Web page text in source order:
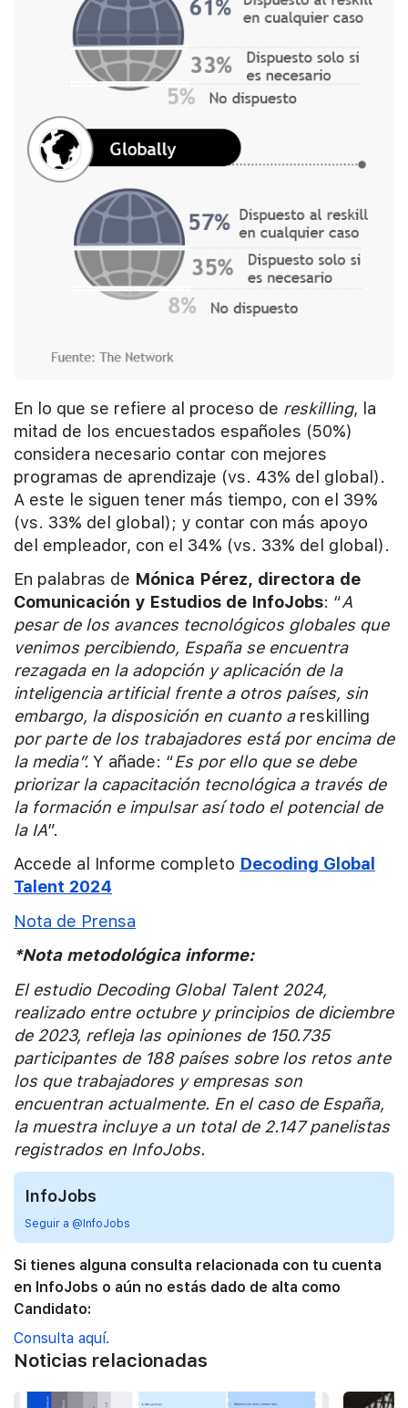
En lo que se refiere al proceso de reskilling, la
mitad de los encuestados españoles (50%)
considera necesario contar con mejores
programas de aprendizaje (vs. 43% del global).
A este le siguen tener más tiempo, con el 39%
(vs. 33% del global); y contar con más apoyo
del empleador, con el 34% (vs. 33% del global).
En palabras de Mónica Pérez, directora de
Comunicación y Estudios de InfoJobs: “A
pesar de los avances tecnológicos globales que
venimos percibiendo, España se encuentra
rezagada en la adopción y aplicación de la
inteligencia artificial frente a otros países, sin
embargo, la disposición en cuanto a reskilling
por parte de los trabajadores está por encima de
la media”. Y añade: “Es por ello que se debe
priorizar la capacitación tecnológica a través de
la formación e impulsar así todo el potencial de
la IA”.
Accede al Informe completo Decoding Global
Talent 2024
Nota de Prensa
*Nota metodológica informe:
El estudio Decoding Global Talent 2024,
realizado entre octubre y principios de diciembre
de 2023, refleja las opiniones de 150.735
participantes de 188 países sobre los retos ante
los que trabajadores y empresas son
encuentran actualmente. En el caso de España,
la muestra incluye a un total de 2.147 panelistas
registrados en InfoJobs.
InfoJobs
Seguir a @InfoJobs
Si tienes alguna consulta relacionada con tu cuenta
en InfoJobs o aún no estás dado de alta como
Candidato:
Consulta aquí.
Noticias relacionadas